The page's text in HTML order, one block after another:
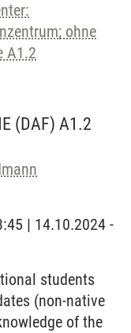
ohne
A1.2
(DAF) A1.2
| 14.10.2024 -
students
(non-native
of the